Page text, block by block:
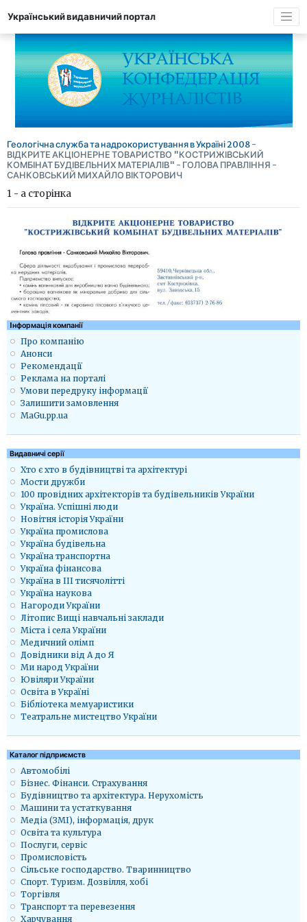
Український видавничий портал
Геологічна служба та надрокористування в Україні 2008-
ВІДКРИТЕ АКЦІОНЕРНЕ ТОВАРИСТВО "КОСТРИЖІВСЬКИЙ
КОМБІНАТ БУДІВЕЛЬНИХ МАТЕРІАЛІВ" - ГОЛОВА ПРАВЛІННЯ -
САНКОВСЬКИЙ МИХАЙЛО ВІКТОРОВИЧ
1 - а сторінка
Iнформація компанії
Про компанію
Анонси
Рекомендації
Реклама на порталі
Умови передруку інформації
Залишити замовлення
MaGu.pp.ua
Видавничі серії
Хто є хто в будівництві та архітектурі
Мости дружби
100 провідних архітекторів та будівельників України
Україна. Успішні люди
Новітня історія України
Україна промислова
Україна будівельна
Україна транспортна
Україна фінансова
Україна в ІІІ тисячолітті
Україна наукова
Нагороди України
Літопис Вищі навчальні заклади
Міста і села України
Медичний олімп
Довідники від А до Я
Ми народ України
Ювіляри України
Освіта в Україні
Бібліотека мемуаристики
Театральне мистецтво України
Каталог підприємств
Автомобілі
Бізнес. Фінанси. Страхування
Будівництво та архітектура. Нерухомість
Машини та устаткування
Медіа (ЗМІ), інформація, друк
Освіта та культура
Послуги, сервіс
Промисловість
Сільське господарство. Тваринництво
Спорт. Туризм. Дозвілля, хобі
Торгівля
Транспорт та перевезення
Харчування